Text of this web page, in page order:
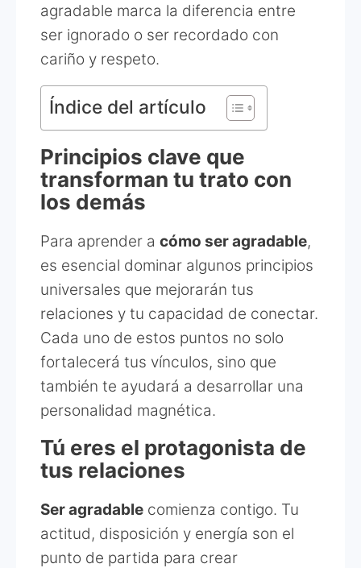
agradable marca la diferencia entre
ser ignorado o ser recordado con
cariño y respeto.
Índice del artículo
Principios clave que
transforman tu trato con
los demás
Para aprender a cómo ser agradable,
es esencial dominar algunos principios
universales que mejorarán tus
relaciones y tu capacidad de conectar.
Cada uno de estos puntos no solo
fortalecerá tus vínculos, sino que
también te ayudará a desarrollar una
personalidad magnética.
Tú eres el protagonista de
tus relaciones
Ser agradable comienza contigo. Tu
actitud, disposición y energía son el
punto de partida para crear